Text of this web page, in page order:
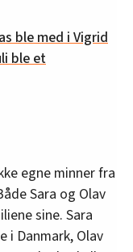
ble med i Vigrid
ble et
egne minner fra
Sara og Olav
sine. Sara
i Danmark, Olav